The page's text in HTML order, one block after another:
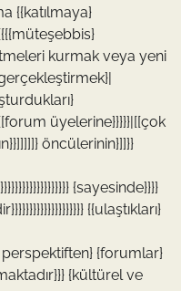
{{katılmaya}
kurmak veya yeni
üyelerine}}}}}|[[çok
öncülerinin}]]}}
{sayesinde}}}}
{{ulaştıkları}
perspektiften} {forumlar}
{kültürel ve